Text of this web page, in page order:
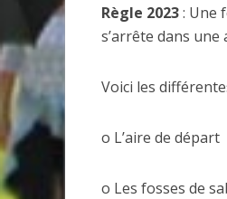
Règle 2023: Une
s’arrête dans
Voici les
o L’aire de départ
o Les fosses de